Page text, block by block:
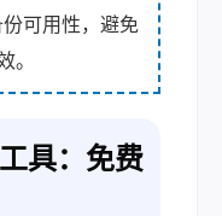
可用性，避免
。
具：免费